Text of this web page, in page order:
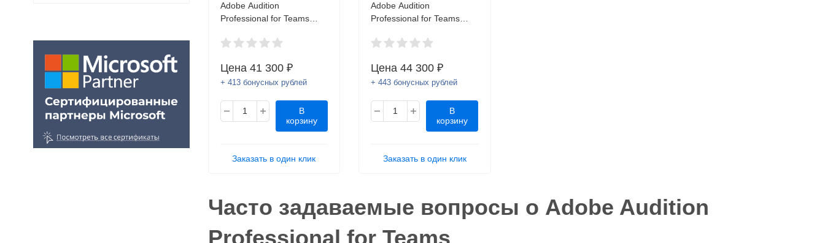
Adobe Audition
Professional for Teams
Цена 41 300 ₽
+ 413 бонусных рублей
В
корзину
Заказать в один клик
Adobe Audition
Professional for Teams
Цена 44 300 ₽
+ 443 бонусных рублей
В
корзину
Заказать в один клик
Часто задаваемые вопросы о Adobe Audition
Professional for Teams